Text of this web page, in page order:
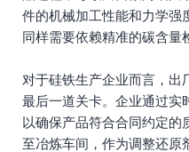
件的机械加工性能和力学强
同样需要依赖精准的碳含量
对于硅铁生产企业而言，出
最后一道关卡。企业通过实
以确保产品符合合同约定的
至冶炼车间，作为调整还原